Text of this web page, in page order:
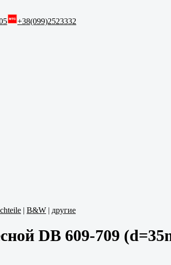
+38(099)2523332
| B&W | другие
DB 609-709